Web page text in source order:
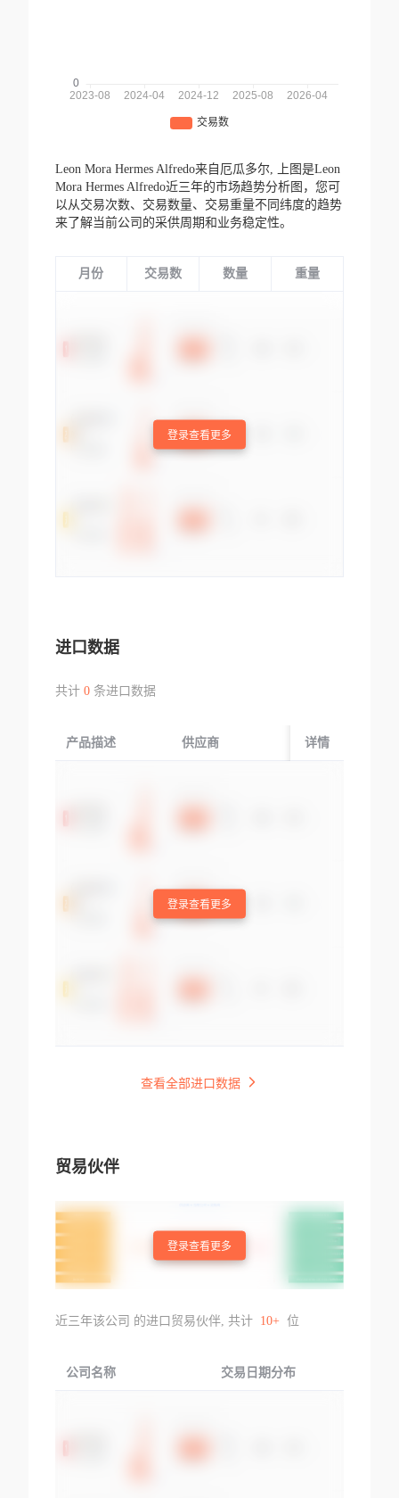
Leon Mora Hermes Alfredo来自厄瓜多尔,
上图是Leon
Mora Hermes Alfredo近三年的市场趋势分析图，您可
以从交易次数、交易数量、交易重量不同纬度的趋势
来了解当前公司的采供周期和业务稳定性。
月份 交易数 数量 重量
登录查看更多
进口数据
共计 0条进口数据
产品描述 供应商 起运国/地区
详情
登录查看更多
查看全部进口数据
贸易伙伴
登录查看更多
近三年该公司 的进口贸易伙伴, 共计 10+ 位
公司名称 交易日期分布